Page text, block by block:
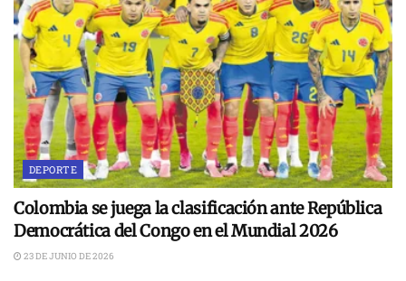
DEPORTE
Colombia se juega la clasificación ante República
Democrática del Congo en el Mundial 2026
23 DE JUNIO DE 2026